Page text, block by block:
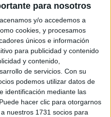
para nosotros
y/o accedemos a
cookies, y procesamos
únicos e información
para publicidad y contenido
y contenido,
de servicios. Con su
podemos utilizar datos de
identificación mediante las
hacer clic para otorgarnos
nuestros 1731 socios para